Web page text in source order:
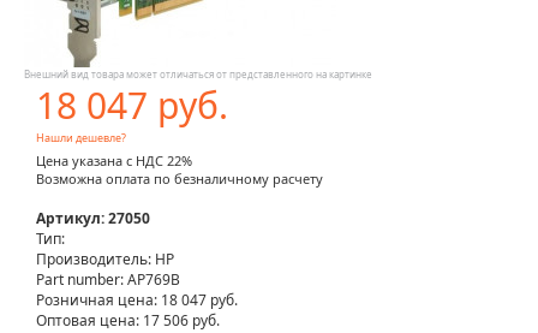
Внешний вид товара может отличаться от представленного на картинке
18 047 руб.
Нашли дешевле?
Цена указана с НДС 22%
Возможна оплата по безналичному расчету
Артикул: 27050
Тип:
Производитель: HP
Part number: AP769B
Розничная цена: 18 047 руб.
Оптовая цена: 17 506 руб.